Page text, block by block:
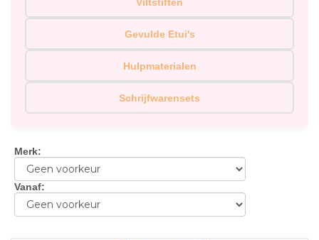
Gevulde Etui's
Hulpmaterialen
Schrijfwarensets
Merk:
Vanaf: